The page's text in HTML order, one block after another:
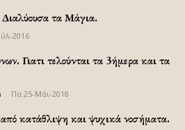
τα Μάγια.
2016
Γιατι τελούνται τα 3ήμερα και τα
Πα 25-Μάι-2018
κατάθλιψη και ψυχικά νοσήματα.